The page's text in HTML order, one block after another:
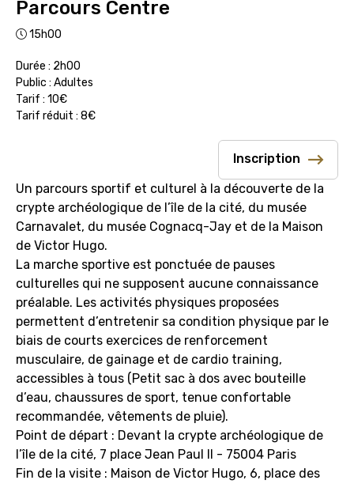
Parcours Centre
15h00
Durée : 2h00
Public : Adultes
Tarif : 10€
Tarif réduit : 8€
Inscription
Un parcours sportif et culturel à la découverte de la
crypte archéologique de l’île de la cité, du musée
Carnavalet, du musée Cognacq-Jay et de la Maison
de Victor Hugo.
La marche sportive est ponctuée de pauses
culturelles qui ne supposent aucune connaissance
préalable. Les activités physiques proposées
permettent d’entretenir sa condition physique par le
biais de courts exercices de renforcement
musculaire, de gainage et de cardio training,
accessibles à tous (Petit sac à dos avec bouteille
d’eau, chaussures de sport, tenue confortable
recommandée, vêtements de pluie).
Point de départ : Devant la crypte archéologique de
l’île de la cité, 7 place Jean Paul II - 75004 Paris
Fin de la visite : Maison de Victor Hugo, 6, place des